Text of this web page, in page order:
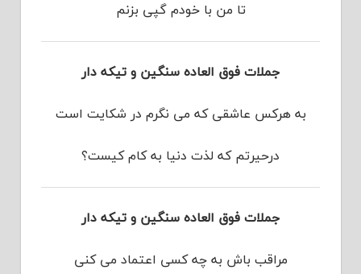
تا من با خودم گپی بزنم
جملات فوق العاده سنگین و تیکه دار
به هرکس عاشقی که می نگرم در شکایت است
درحیرتم که لذت دنیا به کام کیست؟
جملات فوق العاده سنگین و تیکه دار
مراقب باش به چه کسی اعتماد می کنی